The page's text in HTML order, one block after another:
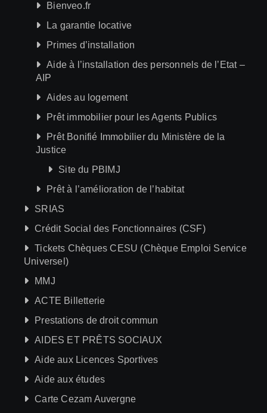
Bienveo.fr
La garantie locative
Primes d’installation
Aide à l’installation des personnels de l’Etat –
AIP
Aides au logement
Prêt immobilier pour les Agents Publics
Prêt Bonifié Immobilier du Ministère de la
Justice
Site du PBIMJ
Prêt à l’amélioration de l’habitat
SRIAS
Crédit Social des Fonctionnaires (CSF)
Tickets Chèques CESU (Chèque Emploi Service
Universel)
MMJ
ACTE Billetterie
Prestations de droit commun
AIDES ET PRÊTS SOCIAUX
Aide aux Licences Sportives
Aide aux études
Carte Cezam Auvergne